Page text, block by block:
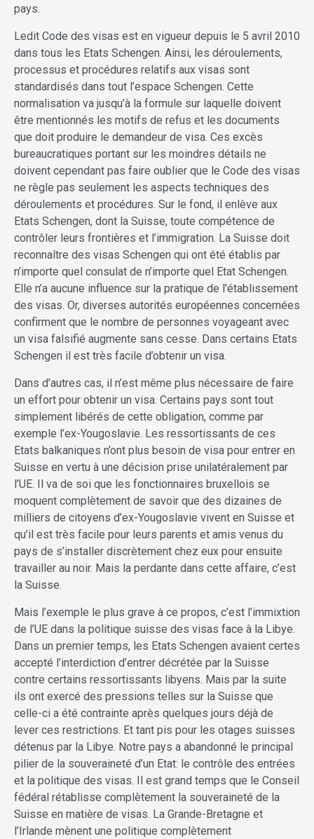
pays.
Ledit Code des visas est en vigueur depuis le 5 avril 2010
dans tous les Etats Schengen. Ainsi, les déroulements,
processus et procédures relatifs aux visas sont
standardisés dans tout l’espace Schengen. Cette
normalisation va jusqu’à la formule sur laquelle doivent
être mentionnés les motifs de refus et les documents
que doit produire le demandeur de visa. Ces excès
bureaucratiques portant sur les moindres détails ne
doivent cependant pas faire oublier que le Code des visas
ne règle pas seulement les aspects techniques des
déroulements et procédures. Sur le fond, il enlève aux
Etats Schengen, dont la Suisse, toute compétence de
contrôler leurs frontières et l’immigration. La Suisse doit
reconnaître des visas Schengen qui ont été établis par
n’importe quel consulat de n’importe quel Etat Schengen.
Elle n’a aucune influence sur la pratique de l’établissement
des visas. Or, diverses autorités européennes concernées
confirment que le nombre de personnes voyageant avec
un visa falsifié augmente sans cesse. Dans certains Etats
Schengen il est très facile d’obtenir un visa.
Dans d’autres cas, il n’est même plus nécessaire de faire
un effort pour obtenir un visa. Certains pays sont tout
simplement libérés de cette obligation, comme par
exemple l’ex-Yougoslavie. Les ressortissants de ces
Etats balkaniques n’ont plus besoin de visa pour entrer en
Suisse en vertu à une décision prise unilatéralement par
l’UE. Il va de soi que les fonctionnaires bruxellois se
moquent complètement de savoir que des dizaines de
milliers de citoyens d’ex-Yougoslavie vivent en Suisse et
qu’il est très facile pour leurs parents et amis venus du
pays de s’installer discrètement chez eux pour ensuite
travailler au noir. Mais la perdante dans cette affaire, c’est
la Suisse.
Mais l’exemple le plus grave à ce propos, c’est l’immixtion
de l’UE dans la politique suisse des visas face à la Libye.
Dans un premier temps, les Etats Schengen avaient certes
accepté l’interdiction d’entrer décrétée par la Suisse
contre certains ressortissants libyens. Mais par la suite
ils ont exercé des pressions telles sur la Suisse que
celle-ci a été contrainte après quelques jours déjà de
lever ces restrictions. Et tant pis pour les otages suisses
détenus par la Libye. Notre pays a abandonné le principal
pilier de la souveraineté d’un Etat: le contrôle des entrées
et la politique des visas. Il est grand temps que le Conseil
fédéral rétablisse complètement la souveraineté de la
Suisse en matière de visas. La Grande-Bretagne et
l’Irlande mènent une politique complètement